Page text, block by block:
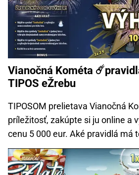
Vianočná Kométa
TIPOS eŽrebu
TIPOSOM prelietava Vianočná
príležitosť, zakúpte si ju online a
cenu 5 000 eur. Aké pravidlá má